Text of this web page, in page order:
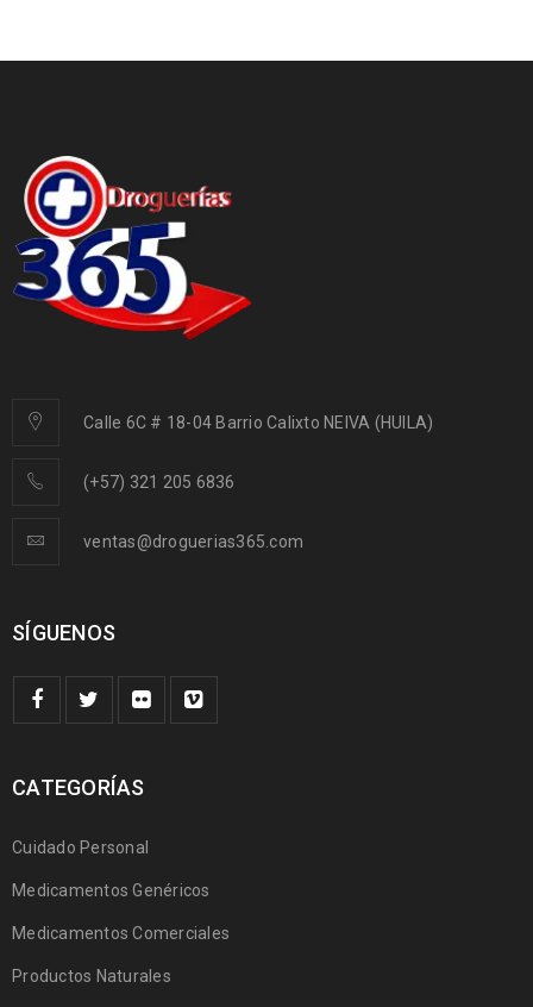
Calle 6C # 18-04 Barrio Calixto NEIVA (HUILA)
(+57) 321 205 6836
ventas@droguerias365.com
SÍGUENOS
CATEGORÍAS
Cuidado Personal
Medicamentos Genéricos
Medicamentos Comerciales
Productos Naturales